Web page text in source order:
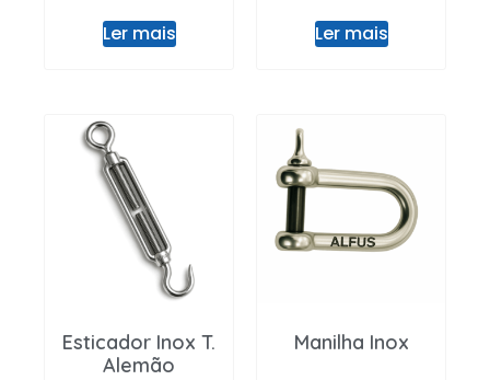
Ler mais Ler mais
Esticador Inox T.
Alemão
Manilha Inox